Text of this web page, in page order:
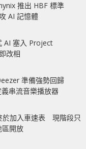
推出 HBF 標準
AI 記憶體
AI 塞入 Project
改相
準備強勢回歸
串流音樂播放器
於加入車速表 現階段只
開放